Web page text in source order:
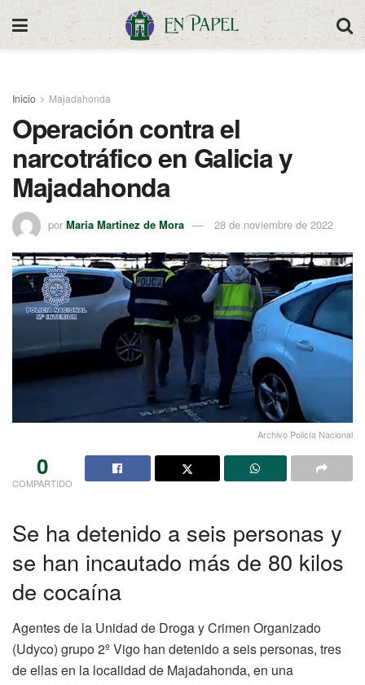
Inicio Majadahonda
Operación contra el
narcotráfico en Galicia y
Majadahonda
por Maria Martinez de Mora 28 de noviembre de 2022
Archivo Policía Nacional
0
COMPARTIDO
Se ha detenido a seis personas y
se han incautado más de 80 kilos
de cocaína
Agentes de la Unidad de Droga y Crimen Organizado
(Udyco) grupo 2º Vigo han detenido a seis personas, tres
de ellas en la localidad de Majadahonda, en una